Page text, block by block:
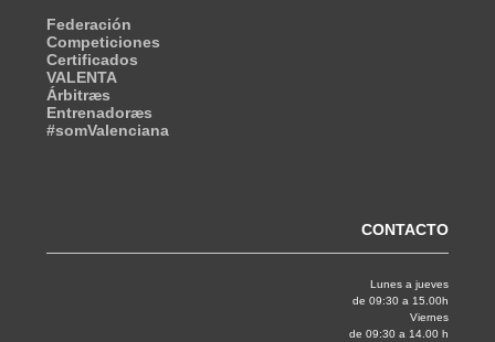
Federación
Competiciones
Certificados
VALENTA
Árbitræs
Entrenadoræs
#somValenciana
CONTACTO
Lunes a jueves
de 09:30 a 15.00h
Viernes
de 09:30 a 14.00 h